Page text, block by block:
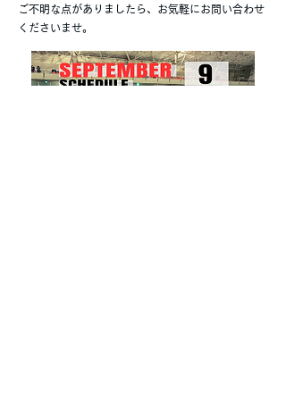
ご不明な点がありましたら、お気軽にお問い合わせ
くださいませ。